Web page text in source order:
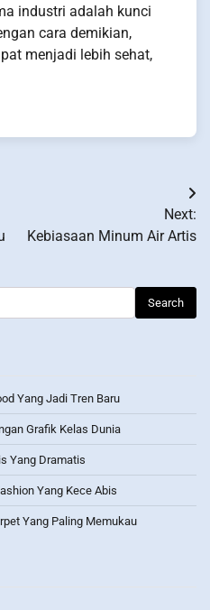
industri adalah kunci
cara demikian,
menjadi lebih sehat,
Next:
Kebiasaan Minum Air Artis
Yang Jadi Tren Baru
Grafik Kelas Dunia
Yang Dramatis
Yang Kece Abis
Yang Paling Memukau